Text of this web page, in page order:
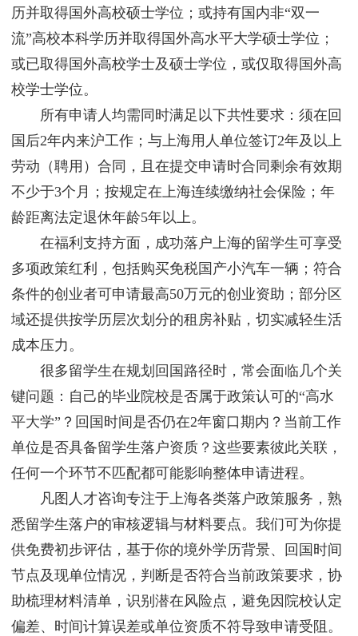
历并取得国外高校硕士学位；或持有国内非“双一
流”高校本科学历并取得国外高水平大学硕士学位；
或已取得国外高校学士及硕士学位，或仅取得国外高
校学士学位。
所有申请人均需同时满足以下共性要求：须在回
国后2年内来沪工作；与上海用人单位签订2年及以上
劳动（聘用）合同，且在提交申请时合同剩余有效期
不少于3个月；按规定在上海连续缴纳社会保险；年
龄距离法定退休年龄5年以上。
在福利支持方面，成功落户上海的留学生可享受
多项政策红利，包括购买免税国产小汽车一辆；符合
条件的创业者可申请最高50万元的创业资助；部分区
域还提供按学历层次划分的租房补贴，切实减轻生活
成本压力。
很多留学生在规划回国路径时，常会面临几个关
键问题：自己的毕业院校是否属于政策认可的“高水
平大学”？回国时间是否仍在2年窗口期内？当前工作
单位是否具备留学生落户资质？这些要素彼此关联，
任何一个环节不匹配都可能影响整体申请进程。
凡图人才咨询专注于上海各类落户政策服务，熟
悉留学生落户的审核逻辑与材料要点。我们可为你提
供免费初步评估，基于你的境外学历背景、回国时间
节点及现单位情况，判断是否符合当前政策要求，协
助梳理材料清单，识别潜在风险点，避免因院校认定
偏差、时间计算误差或单位资质不符导致申请受阻。